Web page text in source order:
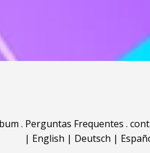
. Perguntas Frequentes .
| English | Deutsch |